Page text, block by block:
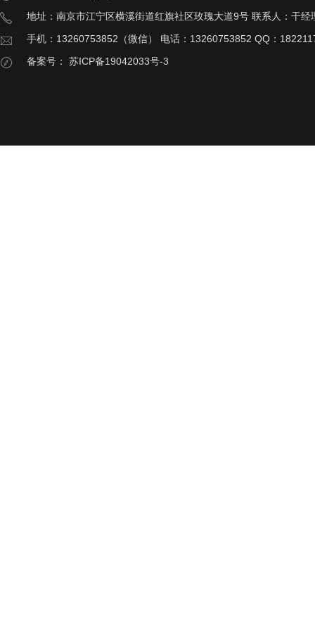
地址：南京市江宁区横溪街道红旗社区玫瑰大道9号 联系人：干经
手机：13260753852（微信） 电话：13260753852 QQ：
备案号：
苏ICP备19042033号-3